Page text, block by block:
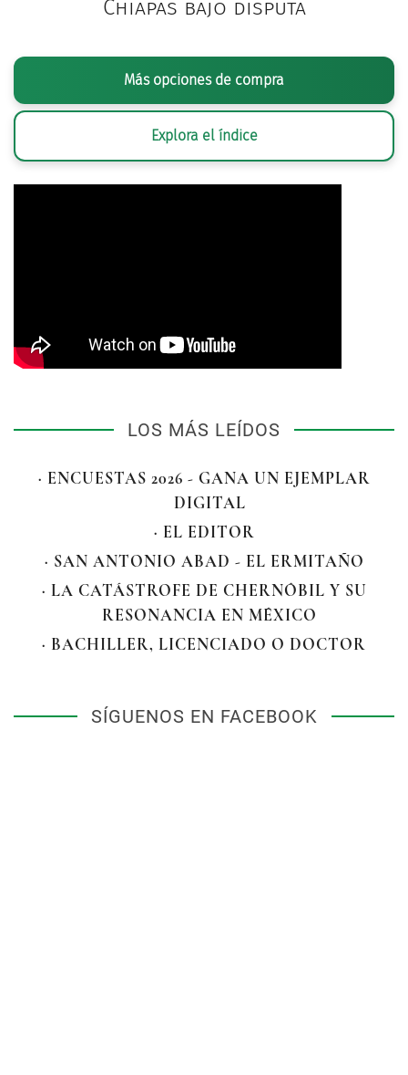
Chiapas bajo disputa
Más opciones de compra
Explora el índice
LOS MÁS LEÍDOS
· ENCUESTAS 2026 - GANA UN EJEMPLAR
DIGITAL
· EL EDITOR
· SAN ANTONIO ABAD - EL ERMITAÑO
· LA CATÁSTROFE DE CHERNÓBIL Y SU
RESONANCIA EN MÉXICO
· BACHILLER, LICENCIADO O DOCTOR
SÍGUENOS EN FACEBOOK